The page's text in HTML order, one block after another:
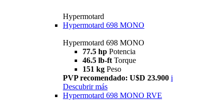
Hypermotard
Hypermotard 698 MONO
Hypermotard 698 MONO
77.5 hp Potencia
46.5 lb-ft Torque
151 kg Peso
PVP recomendado: U$D 23.900 i
Descubrir más
Hypermotard 698 MONO RVE